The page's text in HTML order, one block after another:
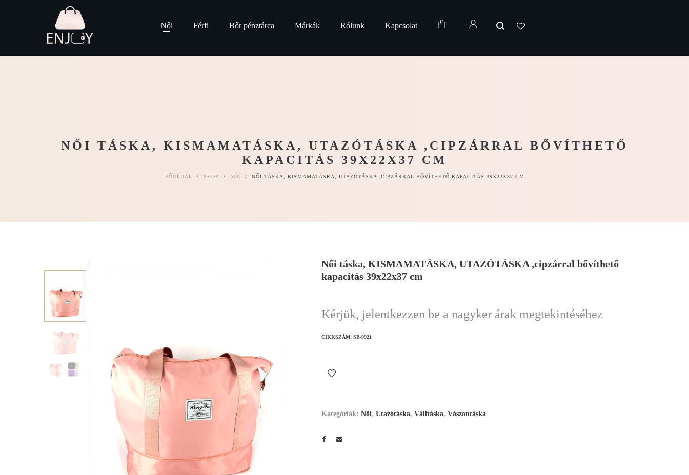
Női Férfi Bőr pénztárca Márkák Rólunk Kapcsolat
NŐI TÁSKA, KISMAMATÁSKA, UTAZÓTÁSKA ,CIPZÁRRAL BŐVÍTHETŐ
KAPACITÁS 39X22X37 CM
FŐOLDAL / SHOP / NŐI / NŐI TÁSKA, KISMAMATÁSKA, UTAZÓTÁSKA ,CIPZÁRRAL BŐVÍTHETŐ KAPACITÁS 39X22X37 CM
Női táska, KISMAMATÁSKA, UTAZÓTÁSKA ,cipzárral bővíthető
kapacitás 39x22x37 cm
Kérjük, jelentkezzen be a nagyker árak megtekintéséhez
CIKKSZÁM: SB-9921
Kategóriák: Női, Utazótáska, Válltáska, Vászontáska